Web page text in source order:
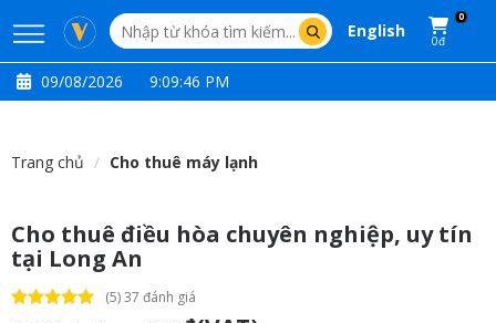
English
0
0đ
09/08/2026 9:09:47 PM
Trang chủ Cho thuê máy lạnh
Cho thuê điều hòa chuyên nghiệp, uy tín
tại Long An
(5) 37 đánh giá